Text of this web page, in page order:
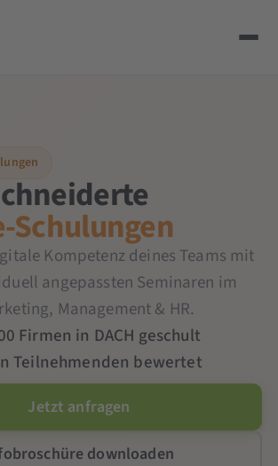
Schulungen
Kompetenz deines Teams mit
angepassten Seminaren im
Management & HR.
Firmen in DACH geschult
Teilnehmenden bewertet
Jetzt anfragen
downloaden